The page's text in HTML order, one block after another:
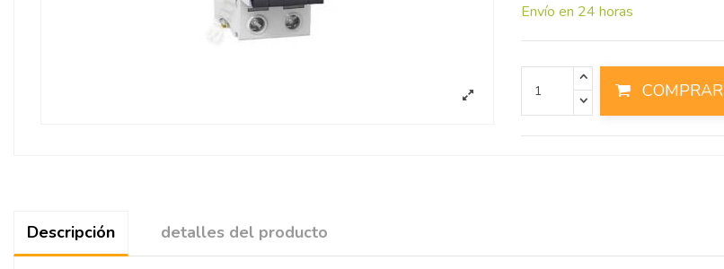
Envío en 24 horas
COMPRAR
Descripción detalles del producto